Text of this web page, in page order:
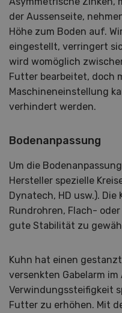
der Aussenseite,
Höhe zum Boden auf.
eingestellt, verringert
wird womöglich
Futter bearbeitet, doch
Maschineneinstellung
verhindert werden.
Bodenanpassung
Um die
Hersteller spezielle
Dynatech, HD usw.).
Rundrohren, Flach-
gute Stabilität zu
Kuhn hat einen
versenkten Gabelarm
Verwindungssteifigkeit
Futter zu erhöhen. Mit